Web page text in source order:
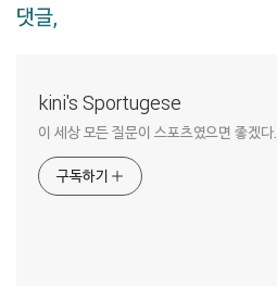
댓글,
kini's Sportugese
이 세상 모든 질문이 스포츠였으면 좋겠다.
구독하기